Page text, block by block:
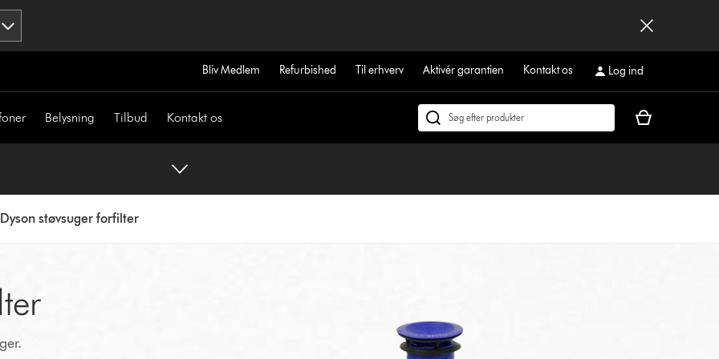
Bliv Medlem Refurbished Til erhverv Aktivér garantien Kontakt os Log ind
Belysning Tilbud Kontakt os
Søg
Indkøbskurven
Dyson støvsuger forfilter